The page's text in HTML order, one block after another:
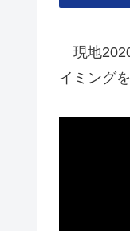
現地
イミング